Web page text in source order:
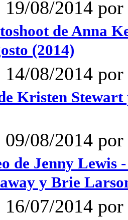
19/08/2014
de Anna
(2014)
14/08/2014
Kristen
09/08/2014
de Jenny Lewis
y Brie
16/07/2014